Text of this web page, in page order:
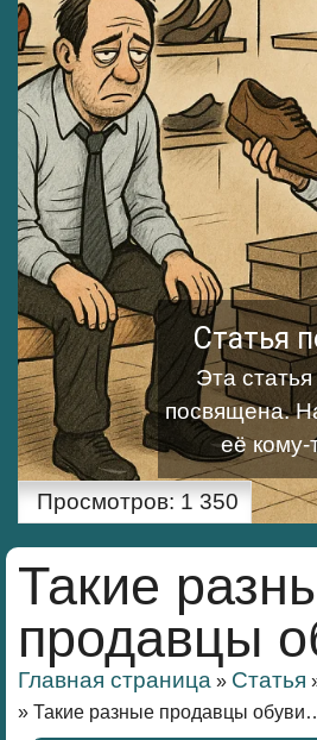
Статья
Эта
посвящена.
её кому-
Просмотров: 1 350
Такие
продавцы
Главная страница » Статья
» Такие разные продавцы